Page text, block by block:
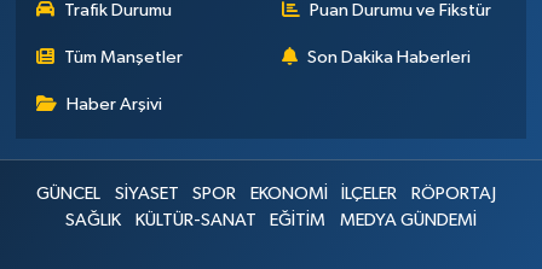
Trafik Durumu Puan Durumu ve Fikstür
Tüm Manşetler Son Dakika Haberleri
Haber Arşivi
GÜNCEL SİYASET SPOR EKONOMİ İLÇELER
RÖPORTAJ
SAĞLIK
KÜLTÜR-SANAT EĞİTİM MEDYA GÜNDEMİ